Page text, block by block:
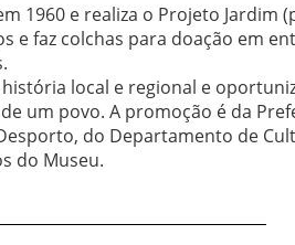
1960 e realiza o Projeto Jardim
e faz colchas para doação em
local e regional e
um povo. A promoção é da
do Departamento de
do Museu.